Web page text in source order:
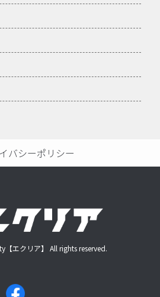
バシーポリシー
エクリア】 All rights reserved.